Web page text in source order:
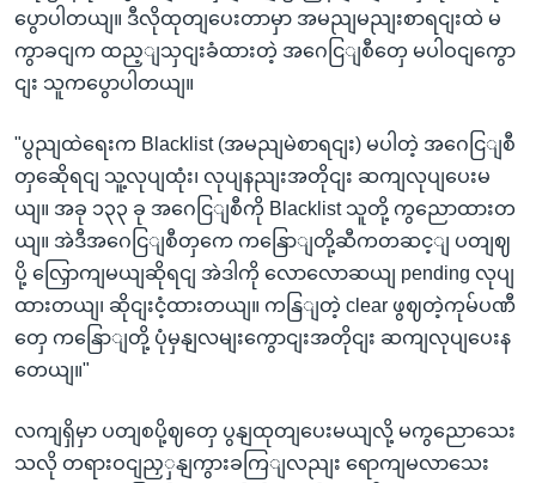
ပွောပါတယျ။ ဒီလိုထုတျပေးတာမှာ အမညျမညျးစာရငျးထဲ မ
ကွာခငျက ထည့ျသှငျးခံထားတဲ့ အဂေငြျစီတှေ မပါဝငျကွော
ငျး သူကပွောပါတယျ။
"ပွညျထဲရေးက Blacklist (အမညျမဲစာရငျး) မပါတဲ့ အဂေငြျစီ
တှဆေိုရငျ သူ့လုပျထုံး၊ လုပျနညျးအတိုငျး ဆကျလုပျပေးမ
ယျ။ အခု ၁၃၃ ခု အဂေငြျစီကို Blacklist သူတို့ ကွညောထားတ
ယျ။ အဲဒီအဂေငြျစီတှကေ ကနြောျတို့ဆီကတဆင့ျ ပတျဈ
ပို့ လြှောကျမယျဆိုရငျ အဲဒါကို လောလောဆယျ pending လုပျ
ထားတယျ၊ ဆိုငျးငံ့ထားတယျ။ ကနြျတဲ့ clear ဖွဈတဲ့ကုမ်ပဏီ
တှေ ကနြောျတို့ ပုံမှနျလမျးကွောငျးအတိုငျး ဆကျလုပျပေးန
တေယျ။"
လကျရှိမှာ ပတျစပို့ဈတှေ ပွနျထုတျပေးမယျလို့ မကွညောသေး
သလို တရားဝငျညှှနျကွားခကြျလညျး ရောကျမလာသေး